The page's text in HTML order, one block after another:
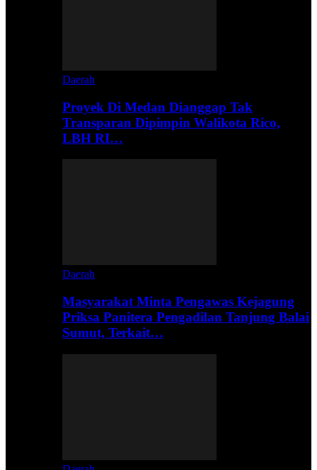
Daerah
Proyek Di Medan Dianggap Tak
Transparan Dipimpin Walikota Rico,
LBH RI…
Daerah
Masyarakat Minta Pengawas Kejagung
Priksa Panitera Pengadilan Tanjung Balai
Sumut, Terkait…